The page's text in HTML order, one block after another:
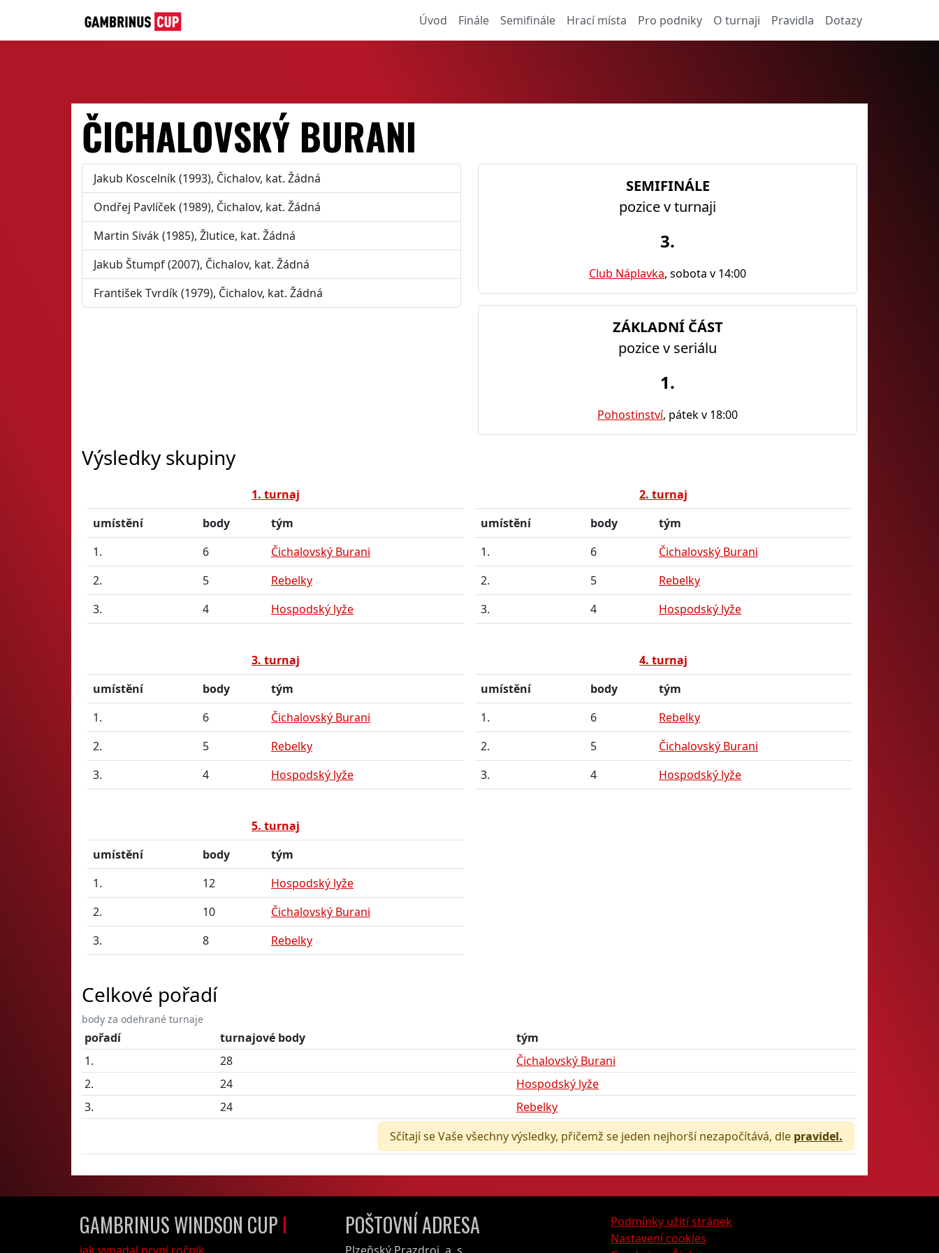
Úvod Finále Semifinále Hrací místa Pro podniky O turnaji Pravidla Dotazy
ČICHALOVSKÝ BURANI
Jakub Koscelník (1993), Čichalov, kat. Žádná
Ondřej Pavlíček (1989), Čichalov, kat. Žádná
Martin Sivák (1985), Žlutice, kat. Žádná
Jakub Štumpf (2007), Čichalov, kat. Žádná
František Tvrdík (1979), Čichalov, kat. Žádná
SEMIFINÁLE
pozice v turnaji
3.
Club Náplavka, sobota v 14:00
ZÁKLADNÍ ČÁST
pozice v seriálu
1.
Pohostinství, pátek v 18:00
Výsledky skupiny
1. turnaj
umístění
body
tým
1.
6
Čichalovský Burani
2.
5
Rebelky
3.
4 Hospodský lyže
2. turnaj
umístění
body
tým
1.
6
Čichalovský Burani
2.
5
Rebelky
3.
4 Hospodský lyže
3. turnaj
umístění
body
tým
1.
6
Čichalovský Burani
2.
5
Rebelky
3.
4 Hospodský lyže
4. turnaj
umístění
body
tým
1.
6
Rebelky
2.
5
Čichalovský Burani
3.
4 Hospodský lyže
5. turnaj
umístění
body
tým
1.
12
Hospodský lyže
2.
10
Čichalovský Burani
3.
8 Rebelky
Celkové pořadí
body za odehrané turnaje
pořadí turnajové body
tým
1.
28
Čichalovský Burani
2.
24
Hospodský lyže
3.
24
Rebelky
Sčítají se Vaše všechny výsledky, přičemž se jeden nejhorší nezapočítává, dle pravidel.
GAMBRINUS WINDSON CUP I POŠTOVNÍ ADRESA
Podmínky užití stránek
Nastavení cookies